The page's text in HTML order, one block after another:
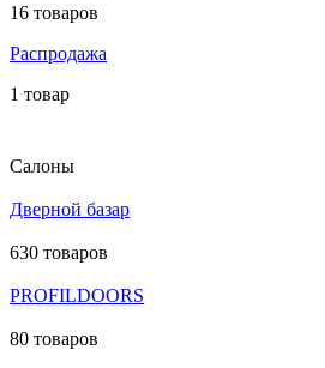
16 товаров
Распродажа
1 товар
Салоны
Дверной базар
630 товаров
PROFILDOORS
80 товаров